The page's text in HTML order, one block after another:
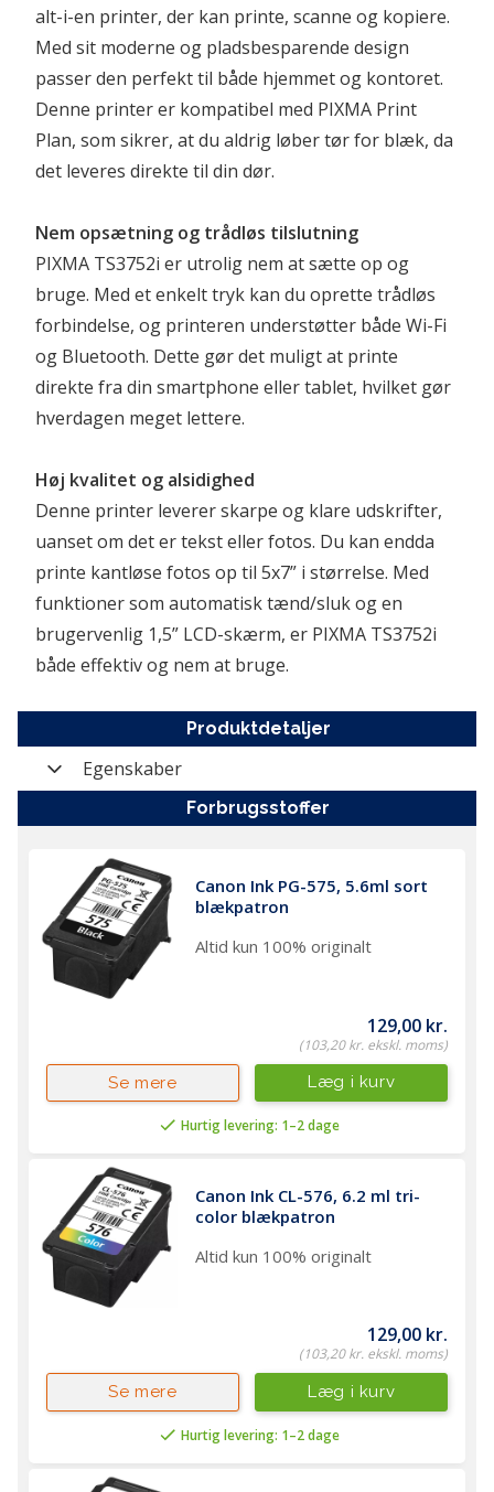
alt-i-en printer, der kan printe, scanne og kopiere.
Med sit moderne og pladsbesparende design
passer den perfekt til både hjemmet og kontoret.
Denne printer er kompatibel med PIXMA Print
Plan, som sikrer, at du aldrig løber tør for blæk, da
det leveres direkte til din dør.
Nem opsætning og trådløs tilslutning
PIXMA TS3752i er utrolig nem at sætte op og
bruge. Med et enkelt tryk kan du oprette trådløs
forbindelse, og printeren understøtter både Wi-Fi
og Bluetooth. Dette gør det muligt at printe
direkte fra din smartphone eller tablet, hvilket gør
hverdagen meget lettere.
Høj kvalitet og alsidighed
Denne printer leverer skarpe og klare udskrifter,
uanset om det er tekst eller fotos. Du kan endda
printe kantløse fotos op til 5x7” i størrelse. Med
funktioner som automatisk tænd/sluk og en
brugervenlig 1,5” LCD-skærm, er PIXMA TS3752i
både effektiv og nem at bruge.
Produktdetaljer
Egenskaber
Mærke
Canon
Kategori
Producent
5 kg
Modelserie
PIXMA
forbrugsstoffer
Canon Ink PG-575, 5.6ml sort
blækpatron
Altid kun 100% originalt
129,00 kr.
(103,20 kr. ekskl. moms)
Hurtig levering: 1–2 dage
Læg i kurv
Se mere
Canon Ink CL-576, 6.2 ml tri-
color blækpatron
Altid kun 100% originalt
129,00 kr.
(103,20 kr. ekskl. moms)
Hurtig levering: 1–2 dage
Læg i kurv
Se mere